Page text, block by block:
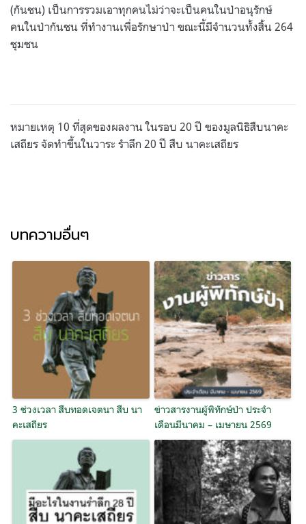
(กันชน) เป็นการรวมเอาทุกคนไม่ว่าจะเป็นคนในป่าอนุรักษ์
คนในป่ากันชน ที่ทำงานเพื่อรักษาป่า ขณะนี้มีจำนวนทั้งสิ้น 264
ชุมชน
หมายเหตุ 10 ที่สุดของผลงาน ในรอบ 20 ปี ของมูลนิธิสืบนาคะ
เสถียร จัดทำขึ้นในวาระ รำลึก 20 ปี สืบ นาคะเสถียร
บทความอื่นๆ
3 ช่วงเวลา สืบทอดเจตนา สืบ นา
คะเสถียร
ข่าวสารงานผู้พิทักษ์ป่า ประจำ
เดือนมีนาคม – เมษายน 2569